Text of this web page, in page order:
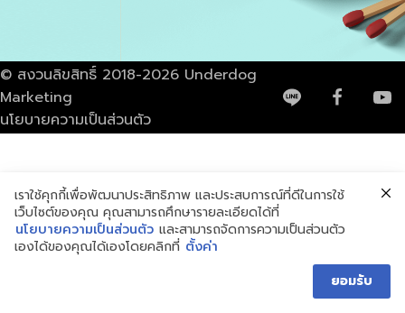
© สงวนลิขสิทธิ์ 2018-2026 Underdog
Marketing
นโยบายความเป็นส่วนตัว
เราใช้คุกกี้เพื่อพัฒนาประสิทธิภาพ และประสบการณ์ที่ดีในการใช้
เว็บไซต์ของคุณ คุณสามารถศึกษารายละเอียดได้ที่
นโยบายความเป็นส่วนตัว และสามารถจัดการความเป็นส่วนตัว
เองได้ของคุณได้เองโดยคลิกที่ ตั้งค่า
ยอมรับ